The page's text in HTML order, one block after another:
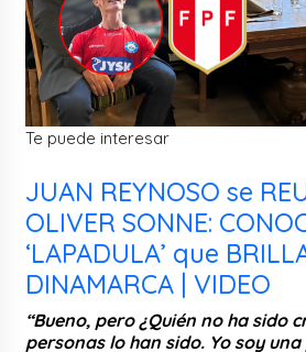
Te puede interesar
JUAN REYNOSO se
OLIVER SONNE:
‘LAPADULA’ que
DINAMARCA | VIDEO
“Bueno, pero ¿Quién no ha sido
personas lo han sido. Yo soy